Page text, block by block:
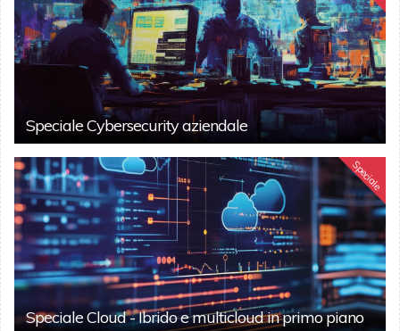
Speciale Cybersecurity aziendale
Speciale
Speciale Cloud - Ibrido e multicloud in primo piano